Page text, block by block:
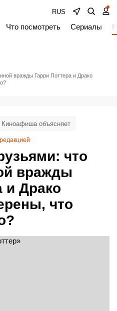
RUS
Что посмотреть Сериалы
вражды Гарри Поттера и Драко
что
вражды
и Драко
что
Киноафиша объясняет